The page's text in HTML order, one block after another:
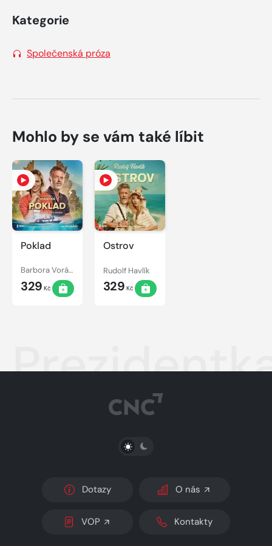
Kategorie
Společenská próza
Mohlo by se vám také líbit
Poklad
Barbora Voráčová, Rudolf Havlík
329 Kč
Ostrov
Rudolf Havlík
329 Kč
PŘEPNOUT SVĚTLÝ/TMAVÝ REŽIM
Dotazy O nás
VOP Kontakty